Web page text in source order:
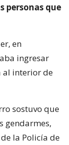
personas que
en
ingresar
al interior de
sostuvo que
gendarmes,
la Policía de